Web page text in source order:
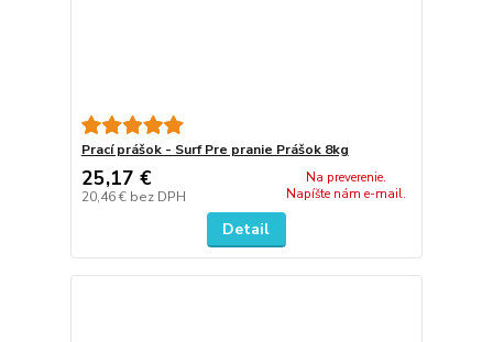
Prací prášok - Surf Pre pranie Prášok 8kg
25,17 €
20,46 € bez DPH
Na preverenie.
Napíšte nám e-mail.
Detail